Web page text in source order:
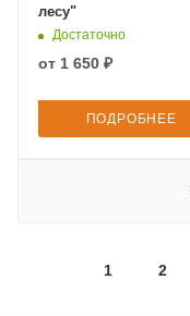
лесу"
Достаточно
от 1 650 ₽
ПОДРОБНЕЕ
1 2